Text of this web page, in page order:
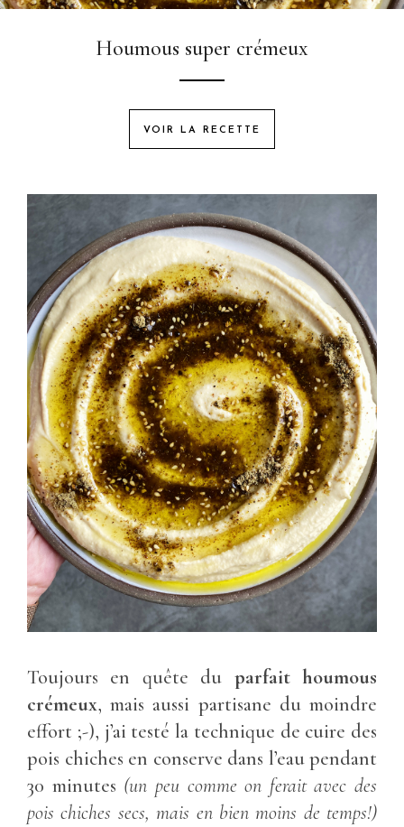
Houmous super crémeux
VOIR LA RECETTE
Toujours en quête du parfait houmous
crémeux, mais aussi partisane du moindre
effort ;-), j’ai testé la technique de cuire des
pois chiches en conserve dans l’eau pendant
30 minutes (un peu comme on ferait avec des
pois chiches secs, mais en bien moins de temps!)